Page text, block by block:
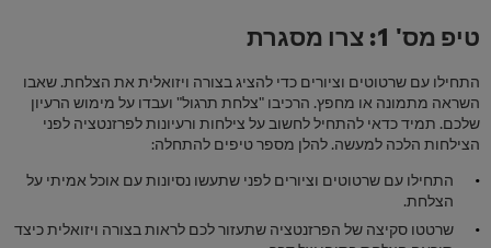
טיפ מס' 1: צרו מסגרת
התחילו עם שרטוטים וציורים כדי להציג בצורה ויזואלית את הצלחת. שאבו
השראה מתמונה או מחפץ. הרכיבו "צלחת תרגול" ועבדו על מימוש הרעיון
שלכם. תמיד כדאי להתחיל לחשוב על צילחות ורעיונות לפרזנטציה לפני
הצילחות הלכה למעשה. להלן מספר טיפים להתחלה:
התחילו עם שרטוטים וציורים לפני שתעשו נסיונות עם אוכל אמיתי על
הצלחת.
שרטטו סקיצה של הפרזנטציה שתעזור לכם לראות בצורה ויזואלית כיצד